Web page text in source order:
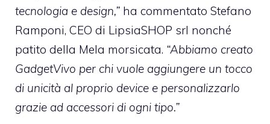
tecnologia e design,” ha commentato Stefano
Ramponi, CEO di LipsiaSHOP srl nonché
patito della Mela morsicata. “Abbiamo creato
GadgetVivo per chi vuole aggiungere un tocco
di unicità al proprio device e personalizzarlo
grazie ad accessori di ogni tipo.”